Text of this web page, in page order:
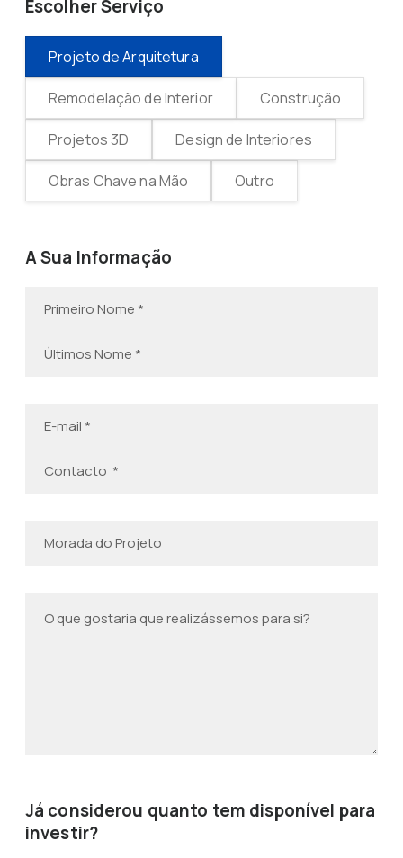
Escolher Serviço
Projeto de Arquitetura
Remodelação de Interior Construção
Projetos 3D Design de Interiores
Obras Chave na Mão Outro
A Sua Informação
Já considerou quanto tem disponível para
investir?